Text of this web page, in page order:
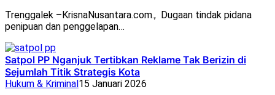
Trenggalek –KrisnaNusantara.com., Dugaan tindak pidana
penipuan dan penggelapan…
Satpol PP Nganjuk Tertibkan Reklame Tak Berizin di
Sejumlah Titik Strategis Kota
Hukum & Kriminal15 Januari 2026